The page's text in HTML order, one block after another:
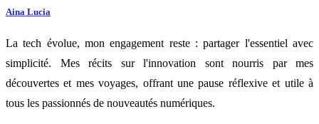
Aina Lucia
La tech évolue, mon engagement reste : partager l'essentiel avec
simplicité. Mes récits sur l'innovation sont nourris par mes
découvertes et mes voyages, offrant une pause réflexive et utile à
tous les passionnés de nouveautés numériques.